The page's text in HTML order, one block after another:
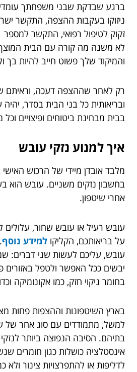
ברגע שבדקת שבני משפחתך
ניזוקו בעקבות ההצפה, התקשר
לא משנה מה קורה עם הבית
והמיקוד שלך פשוט חייב להיות בך
רק לאחר שההצפה דעכה, וראיתם
ובריאותית כל בני הבית בסדר,
בבית מבחינת ביטוחים ופיצויים
איך למנוע נזקי עובש
מלבד אובדן מיידי של הרכוש
בחשבון נזקים משניים. עובש הוא
אחרי שיטפון.
עובש רעיל או עובש שחור, עלולים
על בריאותכם, הקליקו למידע נוסף
עובש, עליכם לעשות שני דברים:
יבשים ככל האפשר ולטפל באזורים
בחומר ניקוי חזק, כמו אקונומיקה
בארץ השיטפונות וההצפות פחות
למשל, מתמודדים עם סוג אחר של
בתיהם. הסיבה הנפוצה ביותר
אינסטלציה כושלות כגון חומרים
לדליפות או להתפרצויות צינור